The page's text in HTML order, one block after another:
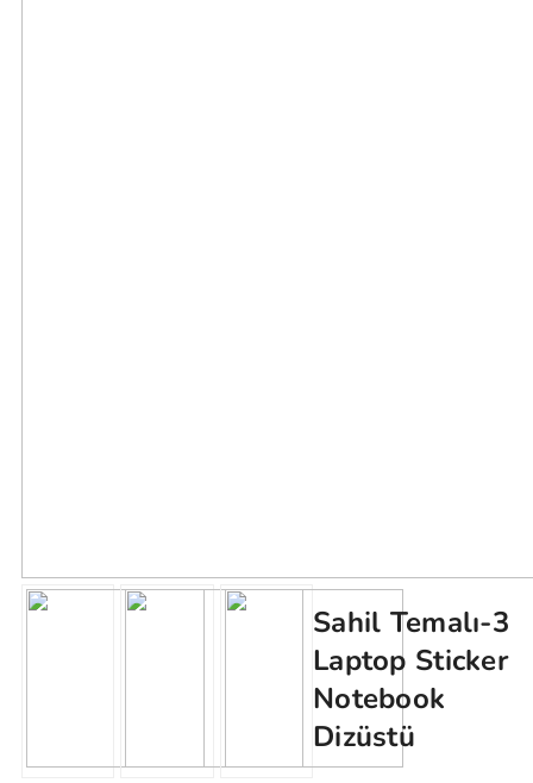
Sahil Temalı-3
Laptop Sticker
Notebook
Dizüstü